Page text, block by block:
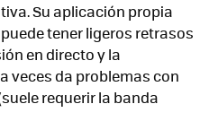
Su aplicación propia
tener ligeros retrasos
en directo y la
veces da problemas con
requerir la banda